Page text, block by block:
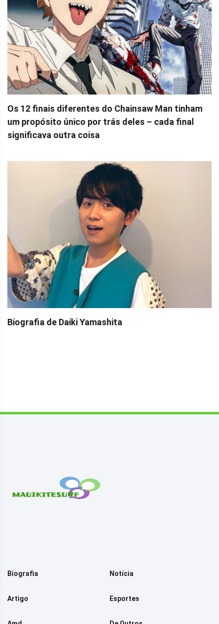
Os 12 finais diferentes do Chainsaw Man tinham
um propósito único por trás deles – cada final
significava outra coisa
Biografia de Daiki Yamashita
Biografia Notícia
Artigo Esportes